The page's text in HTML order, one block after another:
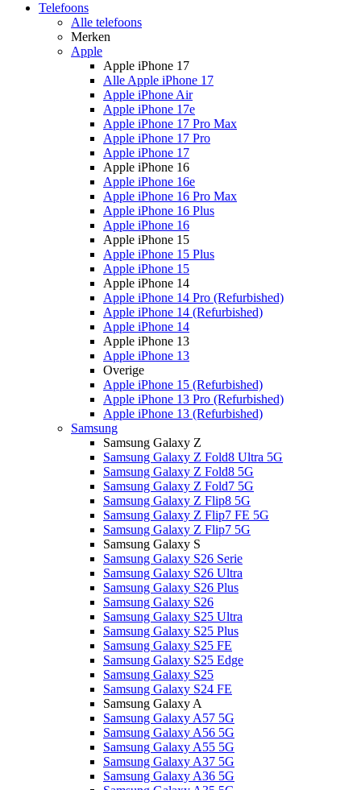
Telefoons
Alle telefoons
Merken
Apple
Apple iPhone 17
Alle Apple iPhone 17
Apple iPhone Air
Apple iPhone 17e
Apple iPhone 17 Pro Max
Apple iPhone 17 Pro
Apple iPhone 17
Apple iPhone 16
Apple iPhone 16e
Apple iPhone 16 Pro Max
Apple iPhone 16 Plus
Apple iPhone 16
Apple iPhone 15
Apple iPhone 15 Plus
Apple iPhone 15
Apple iPhone 14
Apple iPhone 14 Pro (Refurbished)
Apple iPhone 14 (Refurbished)
Apple iPhone 14
Apple iPhone 13
Apple iPhone 13
Overige
Apple iPhone 15 (Refurbished)
Apple iPhone 13 Pro (Refurbished)
Apple iPhone 13 (Refurbished)
Samsung
Samsung Galaxy Z
Samsung Galaxy Z Fold8 Ultra 5G
Samsung Galaxy Z Fold8 5G
Samsung Galaxy Z Fold7 5G
Samsung Galaxy Z Flip8 5G
Samsung Galaxy Z Flip7 FE 5G
Samsung Galaxy Z Flip7 5G
Samsung Galaxy S
Samsung Galaxy S26 Serie
Samsung Galaxy S26 Ultra
Samsung Galaxy S26 Plus
Samsung Galaxy S26
Samsung Galaxy S25 Ultra
Samsung Galaxy S25 Plus
Samsung Galaxy S25 FE
Samsung Galaxy S25 Edge
Samsung Galaxy S25
Samsung Galaxy S24 FE
Samsung Galaxy A
Samsung Galaxy A57 5G
Samsung Galaxy A56 5G
Samsung Galaxy A55 5G
Samsung Galaxy A37 5G
Samsung Galaxy A36 5G